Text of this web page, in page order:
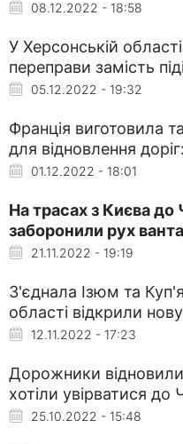
08.12.2022 - 18:58
У Херсонській
переправи замість
05.12.2022 - 19:32
Франція виготовила
для відновлення
01.12.2022 - 18:01
На трасах з Києва до
заборонили рух
21.11.2022 - 19:19
З'єднала Ізюм та
області відкрили
12.11.2022 - 17:23
Дорожники
хотіли увірватися до
25.10.2022 - 15:48